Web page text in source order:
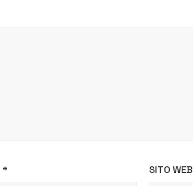
* SITO WEB